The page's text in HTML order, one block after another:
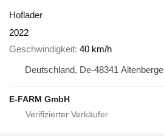
Hoflader
2022
Geschwindigkeit 40 km/h
Deutschland, De-48341 Altenberge
E-FARM GmbH